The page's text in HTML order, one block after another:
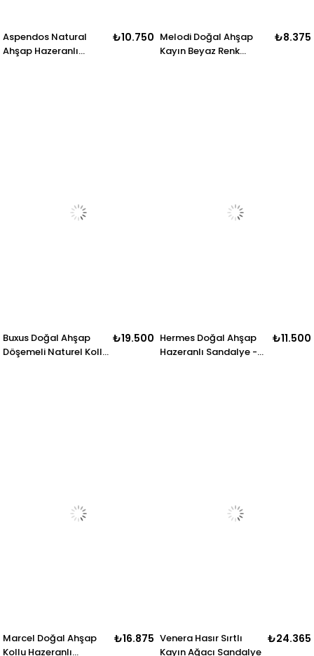
Aspendos Natural
Ahşap Hazeranlı
₺10.750 Melodi Doğal Ahşap
Kayın Beyaz Renk
₺8.375
Buxus Doğal Ahşap
Döşemeli Naturel Kollu
₺19.500 Hermes Doğal Ahşap
Hazeranlı Sandalye -
₺11.500
Marcel Doğal Ahşap
Kollu Hazeranlı
₺16.875 Venera Hasır Sırtlı
Kayın Ağacı Sandalye
₺24.365